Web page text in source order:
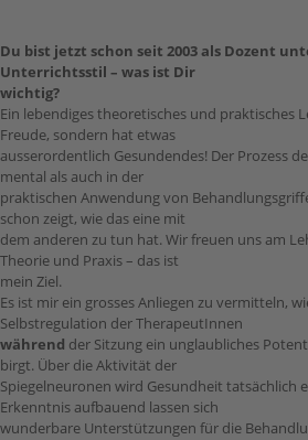
Du bist jetzt schon seit 2003 als Dozent
Unterrichtsstil – was ist Dir
wichtig?
Ein lebendiges theoretisches und praktisches
Freude, sondern hat etwas
ausserordentlich Gesundendes! Der Prozess
mental als auch in der
praktischen Anwendung von
schon zeigt, wie das eine mit
dem anderen zu tun hat. Wir freuen uns am
Theorie und Praxis – das ist
mein Ziel.
Es ist mir ein grosses Anliegen zu vermitteln,
Selbstregulation der TherapeutInnen
während der Sitzung ein unglaubliches
birgt. Über die Aktivität der
Spiegelneuronen wird Gesundheit tatsächlich
Erkenntnis aufbauend lassen sich
wunderbare Unterstützungen für die